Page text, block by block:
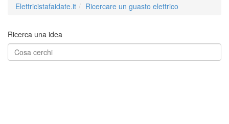
Elettricistafaidate.it Ricercare un guasto elettrico
Ricerca una idea